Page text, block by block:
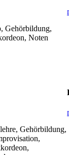
Gehörbildung,
Noten
Gehörbildung,